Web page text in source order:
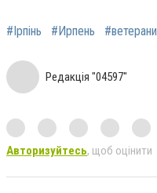
#Ірпінь #Ирпень #ветерани
Редакція "04597"
Авторизуйтесь, щоб оцінити